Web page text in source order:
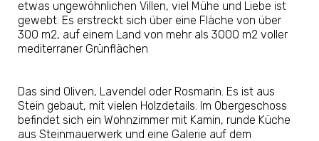
etwas ungewöhnlichen Villen, viel Mühe und Liebe ist
gewebt. Es erstreckt sich über eine Fläche von über
300 m2, auf einem Land von mehr als 3000 m2 voller
mediterraner Grünflächen
Das sind Oliven, Lavendel oder Rosmarin. Es ist aus
Stein gebaut, mit vielen Holzdetails. Im Obergeschoss
befindet sich ein Wohnzimmer mit Kamin, runde Küche
aus Steinmauerwerk und eine Galerie auf dem